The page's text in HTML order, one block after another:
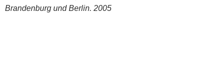
Brandenburg und Berlin. 2005